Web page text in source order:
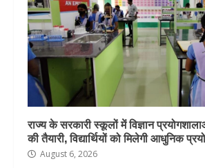
राज्य के सरकारी स्कूलों में विज्ञान
की तैयारी, विद्यार्थियों को मिलेगी आधुनिक
August 6, 2026